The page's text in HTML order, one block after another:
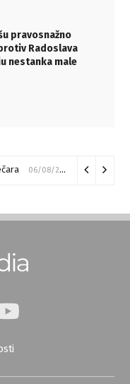
pravosnažno
Radoslava
nestanka male
06/08/2026